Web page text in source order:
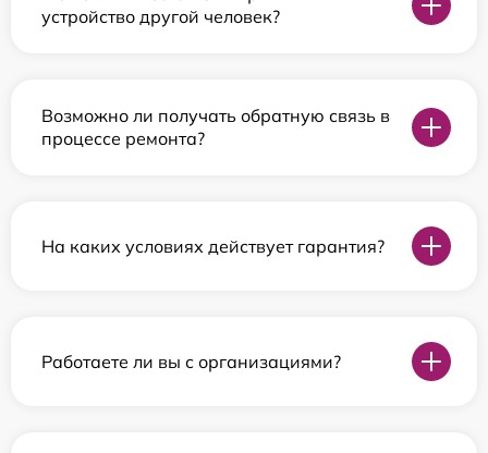
устройство другой человек?
Возможно ли получать обратную связь в
процессе ремонта?
На каких условиях действует гарантия?
Работаете ли вы с организациями?